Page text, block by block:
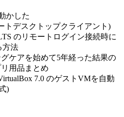
かした
トデスクトップクライアント)
のリモートログイン接続時に
方法
ケアを始めて5年経った結果の
用品まとめ
7.0 のゲストVMを自動
)